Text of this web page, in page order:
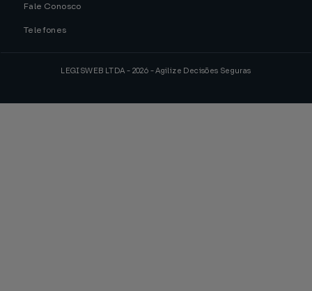
Fale Conosco
Telefones
LEGISWEB LTDA - 2026 - Agilize Decisões Seguras